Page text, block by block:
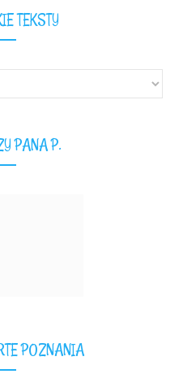
TEKSTY
PANA P.
POZNANIA